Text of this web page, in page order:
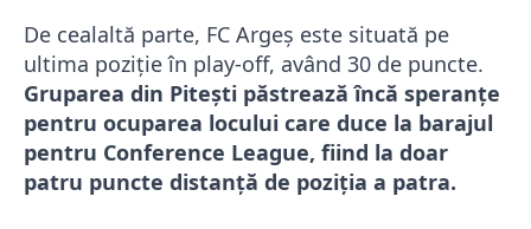
De cealaltă parte, FC Argeș este situată pe
ultima poziție în play-off, având 30 de puncte.
Gruparea din Pitești păstrează încă speranțe
pentru ocuparea locului care duce la barajul
pentru Conference League, fiind la doar
patru puncte distanță de poziția a patra.